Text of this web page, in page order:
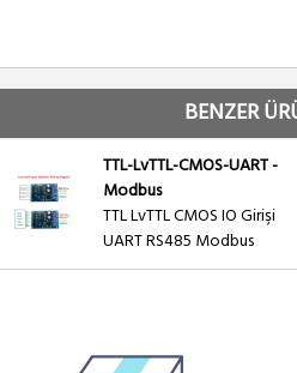
BENZER
TTL-LvTTL-CMOS-UART -
Modbus
TTL LvTTL CMOS IO Girişi
UART RS485 Modbus